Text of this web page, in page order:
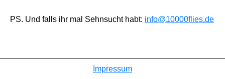
PS. Und falls ihr mal Sehnsucht habt: info@10000flies.de
Impressum